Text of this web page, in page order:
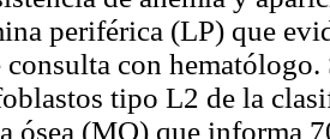
periférica (LP) que
consulta con
tipo L2 de la
ósea (MO) que informa